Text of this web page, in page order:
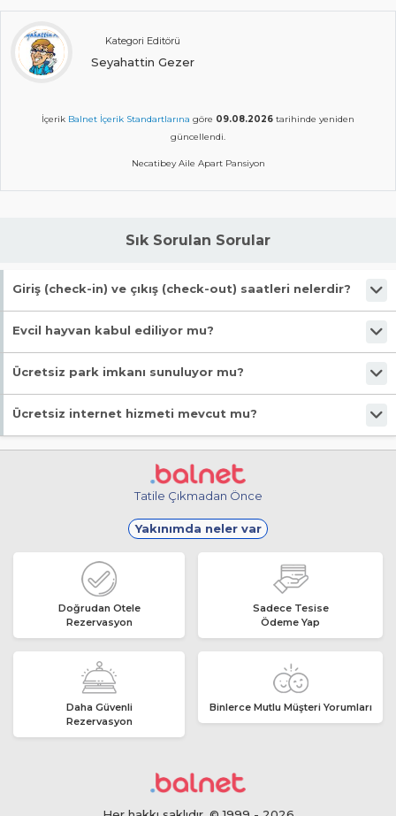
Kategori Editörü
Seyahattin Gezer
İçerik Balnet İçerik Standartlarına göre 09.08.2026 tarihinde yeniden
güncellendi.
Necatibey Aile Apart Pansiyon
Sık Sorulan Sorular
Giriş (check-in) ve çıkış (check-out) saatleri nelerdir?
Giriş en erken 13:00, çıkış en geç 10:30 saatindedir.
Evcil hayvan kabul ediliyor mu?
Malesef, evcil hayvan kabul edilmiyor!
Ücretsiz park imkanı sunuluyor mu?
Evet, ücretsiz park imkanı mevcut.
Ücretsiz internet hizmeti mevcut mu?
Evet, ücretsiz internet hizmeti sunuluyor.
Tatile Çıkmadan Önce
Yakınımda neler var
Doğrudan Otele
Rezervasyon
Sadece Tesise
Ödeme Yap
Daha Güvenli
Rezervasyon
Binlerce Mutlu Müşteri Yorumları